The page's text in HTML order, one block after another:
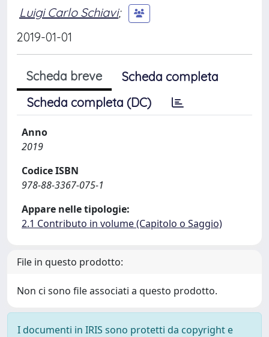
Luigi Carlo Schiavi;
2019-01-01
Scheda breve
Scheda completa
Scheda completa (DC)
Anno
2019
Codice ISBN
978-88-3367-075-1
Appare nelle tipologie:
2.1 Contributo in volume (Capitolo o Saggio)
File in questo prodotto:
Non ci sono file associati a questo prodotto.
I documenti in IRIS sono protetti da copyright e